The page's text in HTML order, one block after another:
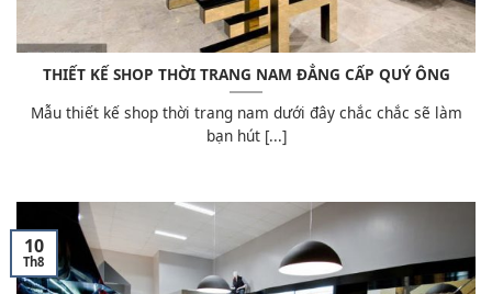
THIẾT KẾ SHOP THỜI TRANG NAM ĐẲNG CẤP QUÝ ÔNG
Mẫu thiết kế shop thời trang nam dưới đây chắc chắc sẽ làm
bạn hút [...]
10
Th8